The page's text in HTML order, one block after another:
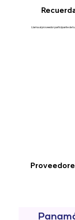
Llama al proveedor participante de